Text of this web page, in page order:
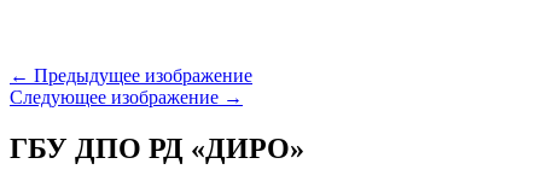
← Предыдущее изображение
Следующее изображение →
ГБУ ДПО РД «ДИРО»